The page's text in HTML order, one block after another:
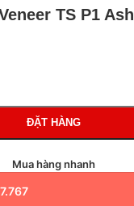
TS P1 Ash
ĐẶT HÀNG
Mua hàng nhanh